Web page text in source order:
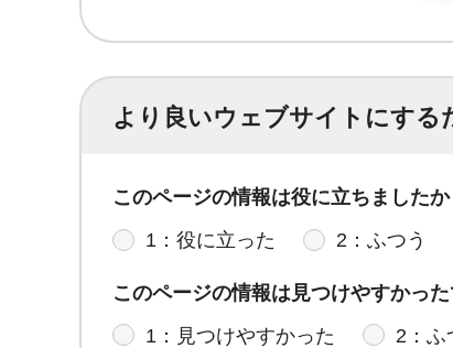
より良いウェブサイトにす
このページの情報は役に立ちましたか
1：役に立った
2：ふつう
このページの情報は見つけやすかった
1：見つけやすかった
2：ふ